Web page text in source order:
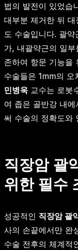
법의 발전이 있었습
대부분 제거한 뒤
도 수술입니다. 괄
가, 내괄약근의 일
존하여 항문 기능을
수술들은 1mm의
민병욱 교수는 로봇
여 좁은 골반강 내
써 수술의 정확도와
직장암 괄
위한 필수
성공적인 직장암 괄
사의 손끝에서만 완
수술 전후의 체계적